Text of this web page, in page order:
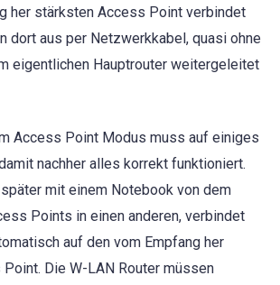
her stärksten Access Point verbindet
dort aus per Netzwerkkabel, quasi ohne
eigentlichen Hauptrouter weitergeleitet
Access Point Modus muss auf einiges
nachher alles korrekt funktioniert.
mit einem Notebook von dem
Points in einen anderen, verbindet
auf den vom Empfang her
Die W-LAN Router müssen